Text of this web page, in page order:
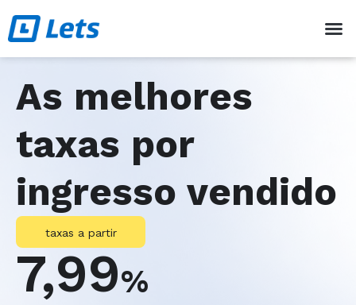
As melhores
taxas por
ingresso vendido
taxas a partir
7,99%